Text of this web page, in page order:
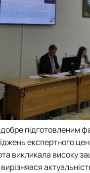
підготовленим
експертного
викликала високу